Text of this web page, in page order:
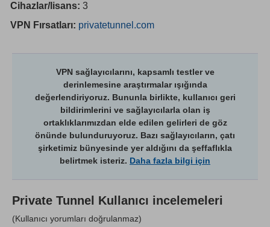
Cihazlar/lisans: 3
VPN Fırsatları: privatetunnel.com
VPN sağlayıcılarını, kapsamlı testler ve
derinlemesine araştırmalar ışığında
değerlendiriyoruz. Bununla birlikte, kullanıcı geri
bildirimlerini ve sağlayıcılarla olan iş
ortaklıklarımızdan elde edilen gelirleri de göz
önünde bulunduruyoruz. Bazı sağlayıcıların, çatı
şirketimiz bünyesinde yer aldığını da şeffaflıkla
belirtmek isteriz. Daha fazla bilgi için
Private Tunnel Kullanıcı incelemeleri
(Kullanıcı yorumları doğrulanmaz)